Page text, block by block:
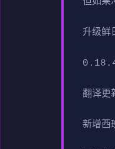
升级鲜
翻译更
新增西